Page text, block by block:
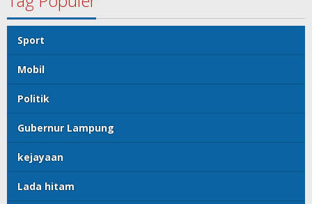
Sport
Mobil
Politik
Gubernur Lampung
kejayaan
Lada hitam